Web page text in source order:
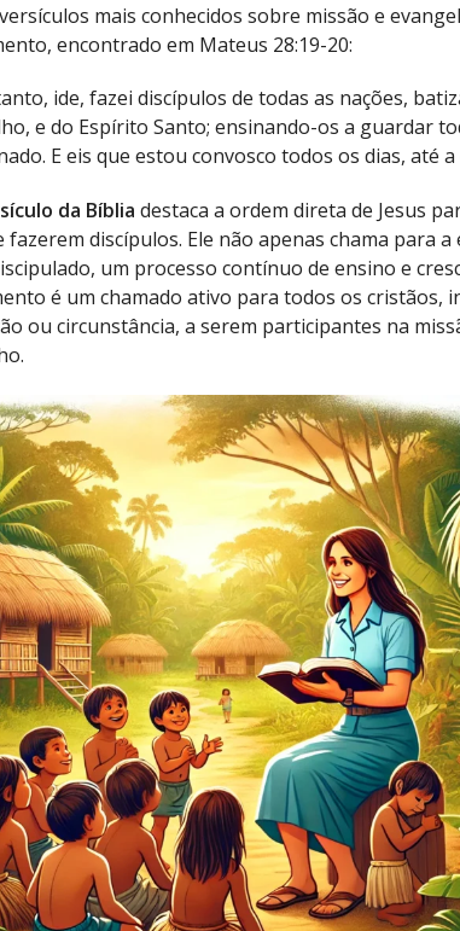
mais conhecidos sobre missão e
encontrado em Mateus 28:19-20:
ide, fazei discípulos de todas as nações,
e do Espírito Santo; ensinando-os a guardar
E eis que estou convosco todos os dias, até
da Bíblia destaca a ordem direta de Jesus
fazerem discípulos. Ele não apenas chama para
um processo contínuo de ensino e
é um chamado ativo para todos os cristãos,
ou circunstância, a serem participantes na